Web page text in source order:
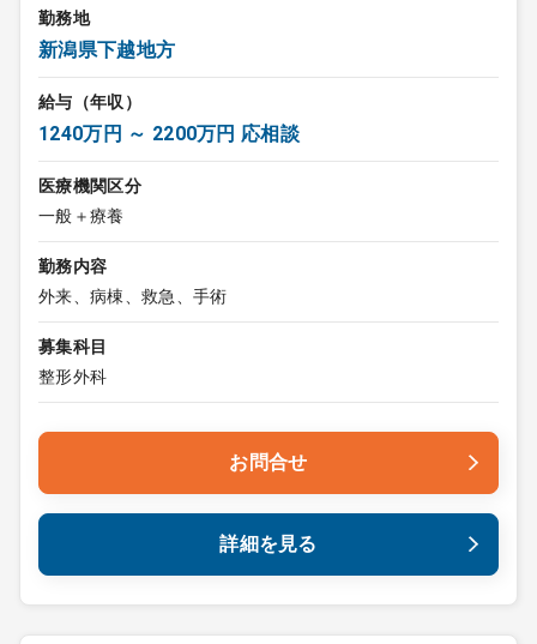
勤務地
新潟県下越地方
給与（年収）
1240万円 ～ 2200万円 応相談
医療機関区分
一般＋療養
勤務内容
外来、病棟、救急、手術
募集科目
整形外科
お問合せ
詳細を見る